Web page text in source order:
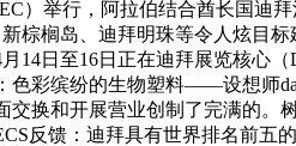
）举行，阿拉伯结合酋长国
榈岛、迪拜明珠等令人炫目
日至16日正在迪拜展览核心
彩缤纷的生物塑料——设想师
换和开展营业创制了完满的
反馈：迪拜具有世界排名前五